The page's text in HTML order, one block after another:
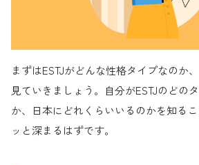
まずはESTJがどんな性格タイプなのか
見ていきましょう。自分がESTJのどの
か、日本にどれくらいいるのかを知る
ッと深まるはずです。